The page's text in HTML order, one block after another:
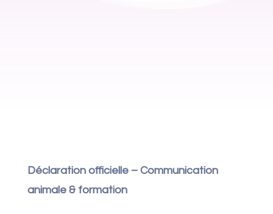
Déclaration officielle – Communication
animale & formation